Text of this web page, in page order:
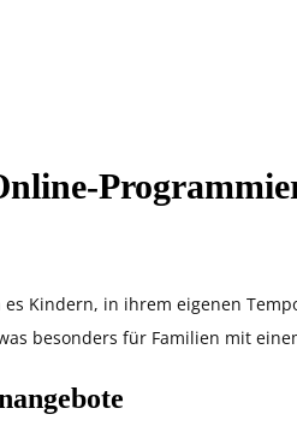
Kindern, in ihrem eigenen
besonders für Familien mit